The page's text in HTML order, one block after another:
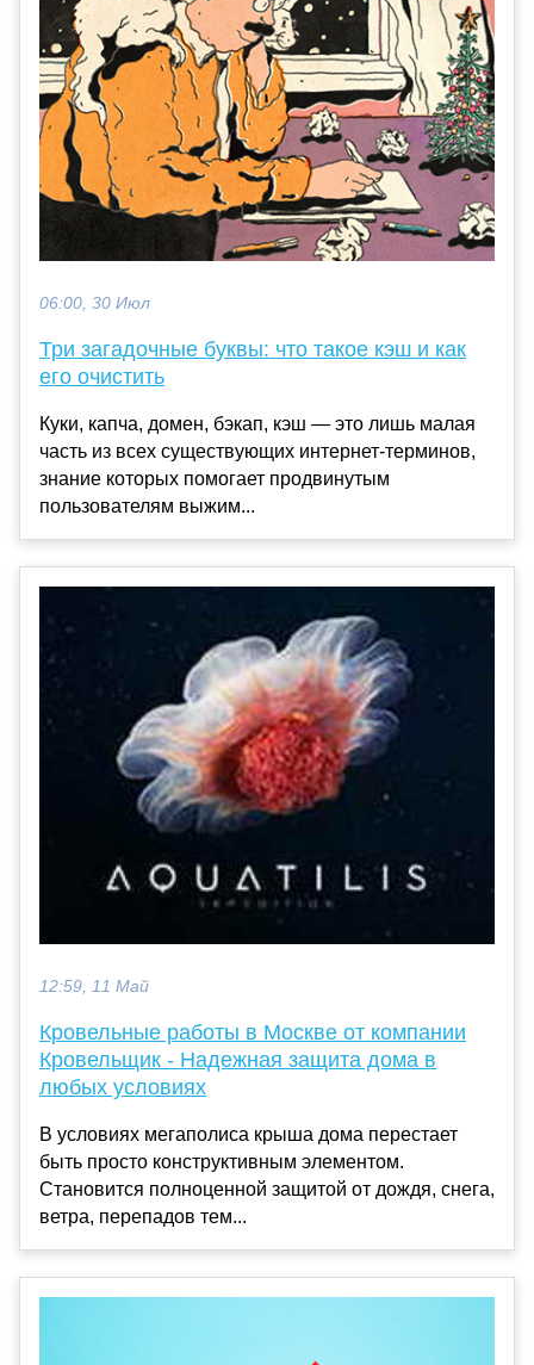
06:00, 30 Июл
Три загадочные буквы: что такое кэш и как
его очистить
Куки, капча, домен, бэкап, кэш — это лишь малая
часть из всех существующих интернет-терминов,
знание которых помогает продвинутым
пользователям выжим...
12:59, 11 Май
Кровельные работы в Москве от компании
Кровельщик - Надежная защита дома в
любых условиях
В условиях мегаполиса крыша дома перестает
быть просто конструктивным элементом.
Становится полноценной защитой от дождя, снега,
ветра, перепадов тем...